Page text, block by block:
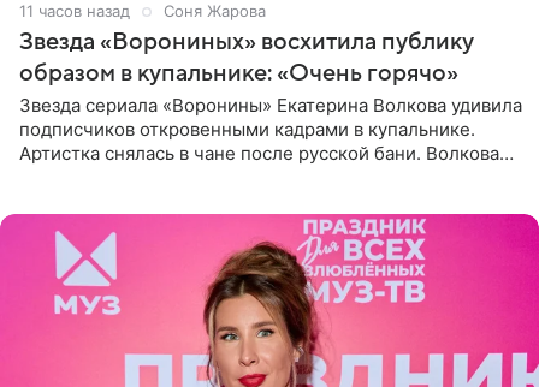
11 часов назад Соня Жарова
Звезда «Ворониных» восхитила публику
образом в купальнике: «Очень горячо»
Звезда сериала «Воронины» Екатерина Волкова удивила
подписчиков откровенными кадрами в купальнике.
Артистка снялась в чане после русской бани. Волкова